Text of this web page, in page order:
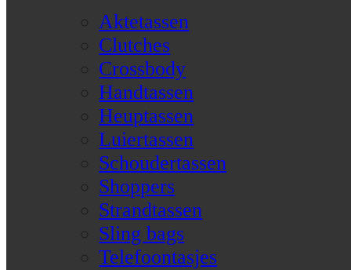
Aktetassen
Clutches
Crossbody
Handtassen
Heuptassen
Luiertassen
Schoudertassen
Shoppers
Strandtassen
Sling bags
Telefoontasjes